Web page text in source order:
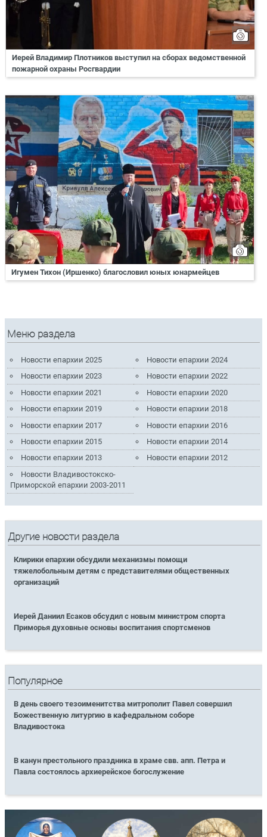
Иерей Владимир Плотников выступил на сборах ведомственной
пожарной охраны Росгвардии
Игумен Тихон (Иршенко) благословил юных юнармейцев
Меню раздела
Новости епархии 2025
Новости епархии 2024
Новости епархии 2023
Новости епархии 2022
Новости епархии 2021
Новости епархии 2020
Новости епархии 2019
Новости епархии 2018
Новости епархии 2017
Новости епархии 2016
Новости епархии 2015
Новости епархии 2014
Новости епархии 2013
Новости епархии 2012
Новости Владивостокско-
Приморской епархии 2003-2011
Другие новости раздела
Клирики епархии обсудили механизмы помощи
тяжелобольным детям с представителями общественных
организаций
Иерей Даниил Есаков обсудил с новым министром спорта
Приморья духовные основы воспитания спортсменов
Популярное
В день своего тезоименитства митрополит Павел совершил
Божественную литургию в кафедральном соборе
Владивостока
В канун престольного праздника в храме свв. апп. Петра и
Павла состоялось архиерейское богослужение